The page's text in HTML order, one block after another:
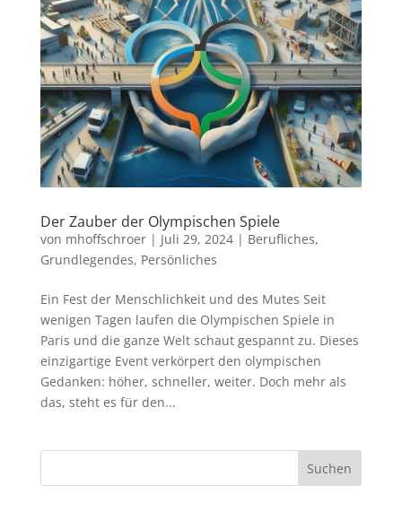
Der Zauber der Olympischen Spiele
von mhoffschroer| Juli 29, 2024| Berufliches,
Grundlegendes, Persönliches
Ein Fest der Menschlichkeit und des Mutes Seit
wenigen Tagen laufen die Olympischen Spiele in
Paris und die ganze Welt schaut gespannt zu. Dieses
einzigartige Event verkörpert den olympischen
Gedanken: höher, schneller, weiter. Doch mehr als
das, steht es für den...
Suchen